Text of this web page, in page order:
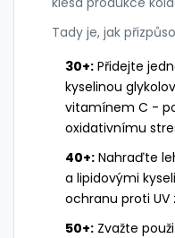
Tady je, jak
30+: Přidejte
kyselinou
vitamínem C -
oxidativnímu
40+: Nahraďte
a lipidovými
ochranu proti
50+: Zvažte